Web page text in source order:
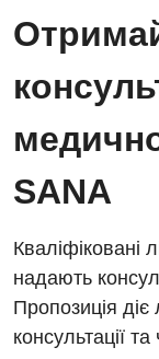
Енциклопедія
Діагностичне
Ендоскопічне
Комп’ютерна
Рентгенографія
УЗД
Відділ
Відділення
Відділення
Гінекологічне
Денний
Діагностичне
Ендоскопічне
Декларування
SANA
Кваліфіковані
надають
Пропозиція
консультації